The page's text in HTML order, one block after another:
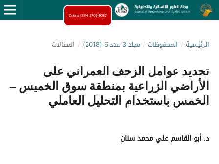
Online ISSN: 2706-9087
الرئيسية / المحفوظات / مجلد 3 عدد 6 (2018) / المقالات
تحديد عوامل الزحف العمراني على
الأراضي الزراعية بمنطقة سوق الخميس –
الخمس باستخدام التحليل العاملي
د. أبو القاسم علي محمد سنان